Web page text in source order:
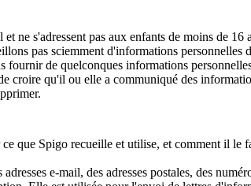
ne s'adressent pas aux enfants de moins de 16
pas sciemment d'informations
fournir de quelconques informations
croire qu'il ou elle a communiqué des
que Spigo recueille et utilise, et comment il le
e-mail, des adresses postales, des